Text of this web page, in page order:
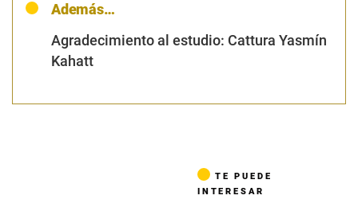
Además…
Agradecimiento al estudio: Cattura Yasmín
Kahatt
TE PUEDE
INTERESAR